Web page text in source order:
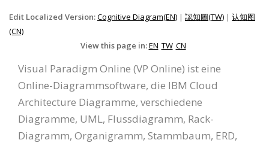
Edit Localized Version:Cognitive Diagram(EN) | 認知圖(TW) | 认知图
(CN)
View this page in:EN TW CN
Visual Paradigm Online (VP Online) ist eine
Online-Diagrammsoftware, die IBM Cloud
Architecture Diagramme, verschiedene
Diagramme, UML, Flussdiagramm, Rack-
Diagramm, Organigramm, Stammbaum, ERD,